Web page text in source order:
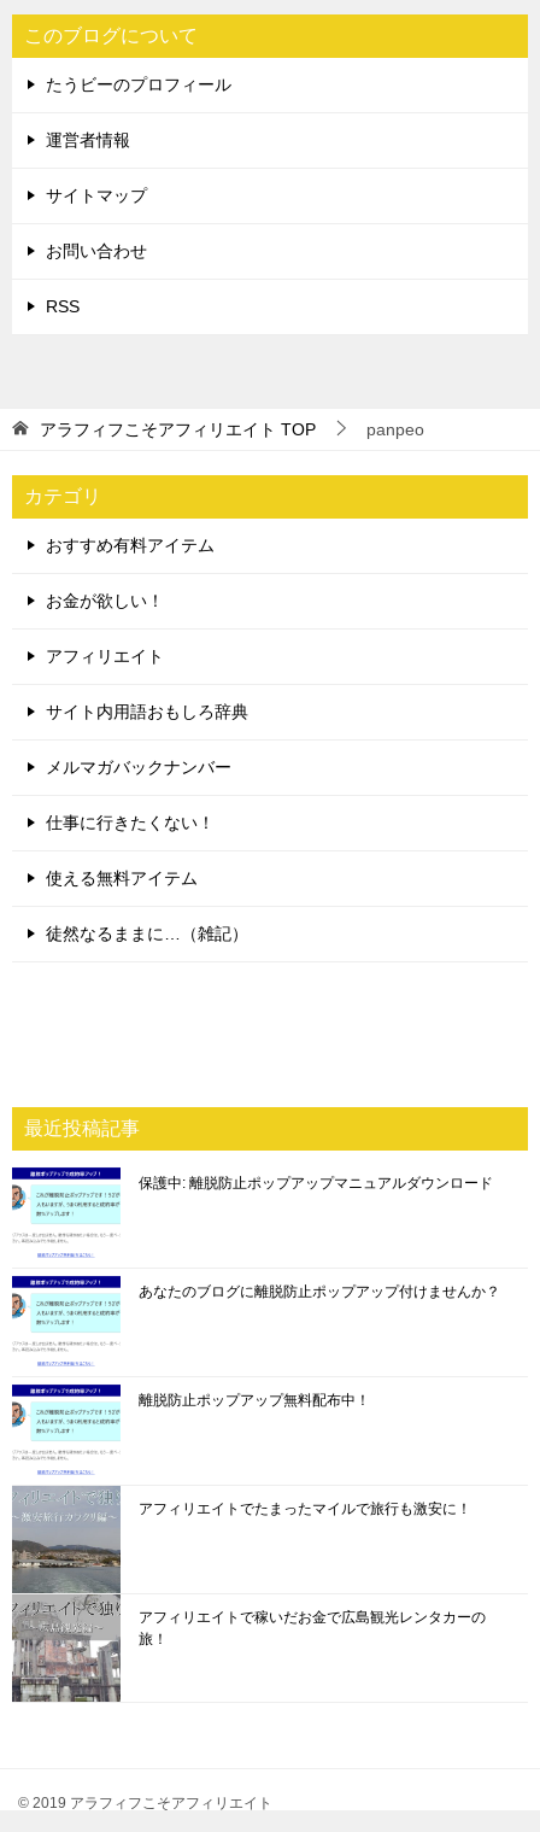
このブログについて
たうビーのプロフィール
運営者情報
サイトマップ
お問い合わせ
RSS
アラフィフこそアフィリエイト TOP panpeo
カテゴリ
おすすめ有料アイテム
お金が欲しい！
アフィリエイト
サイト内用語おもしろ辞典
メルマガバックナンバー
仕事に行きたくない！
使える無料アイテム
徒然なるままに…（雑記）
最近投稿記事
保護中: 離脱防止ポップアップマニュアルダウンロード
あなたのブログに離脱防止ポップアップ付けませんか？
離脱防止ポップアップ無料配布中！
アフィリエイトでたまったマイルで旅行も激安に！
アフィリエイトで稼いだお金で広島観光レンタカーの
旅！
© 2019 アラフィフこそアフィリエイト